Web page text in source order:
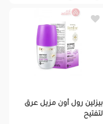
بيزلين رول أون مزيل عرق
لتفتيح